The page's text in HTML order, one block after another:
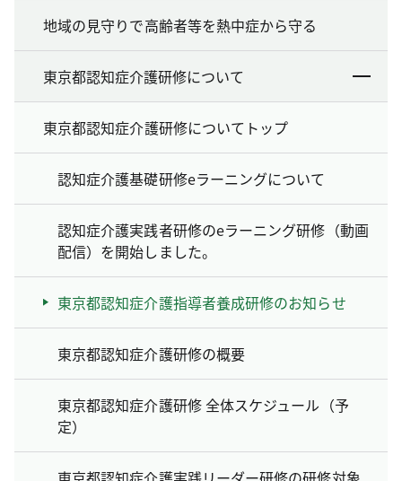
地域の見守りで高齢者等を熱中症から守る
東京都認知症介護研修について
東京都認知症介護研修についてトップ
認知症介護基礎研修eラーニングについて
認知症介護実践者研修のeラーニング研修（動画
配信）を開始しました。
東京都認知症介護指導者養成研修のお知らせ
東京都認知症介護研修の概要
東京都認知症介護研修 全体スケジュール（予
定）